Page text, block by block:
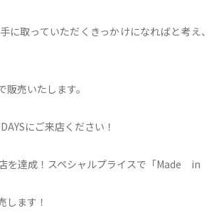
に取っていただくきっかけになればと考え、
売いたします。
にご来店ください！
を達成！スペシャルプライスで「Made in
します！